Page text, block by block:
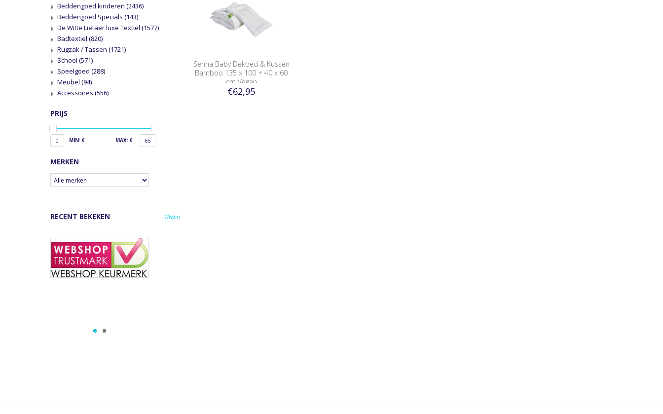
Beddengoed kinderen (2436)
Beddengoed Specials (143)
De Witte Lietaer luxe Textiel (1577)
Badtextiel (820)
Rugzak / Tassen (1721)
School (571)
Speelgoed (288)
Meubel (94)
Accessoires (556)
PRIJS
0 MIN: € MAX: € 65
MERKEN
RECENT BEKEKEN Wissen
Senna Baby Dekbed & Kussen
Bamboo 135 x 100 + 40 x 60
cm Vegan
€62,95